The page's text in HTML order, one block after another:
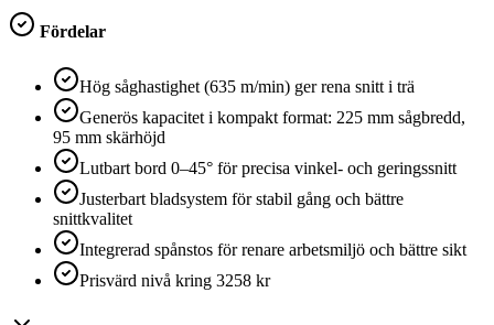
Fördelar
Hög såghastighet (635 m/min) ger rena snitt i trä
Generös kapacitet i kompakt format: 225 mm sågbredd,
95 mm skärhöjd
Lutbart bord 0–45° för precisa vinkel- och geringssnitt
Justerbart bladsystem för stabil gång och bättre
snittkvalitet
Integrerad spånstos för renare arbetsmiljö och bättre sikt
Prisvärd nivå kring 3258 kr